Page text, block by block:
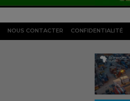
NOUS CONTACTER CONFIDENTIALITÉ